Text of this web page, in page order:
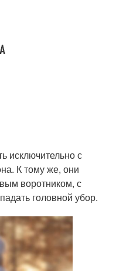
исключительно с
К тому же, они
воротником, с
головной убор.